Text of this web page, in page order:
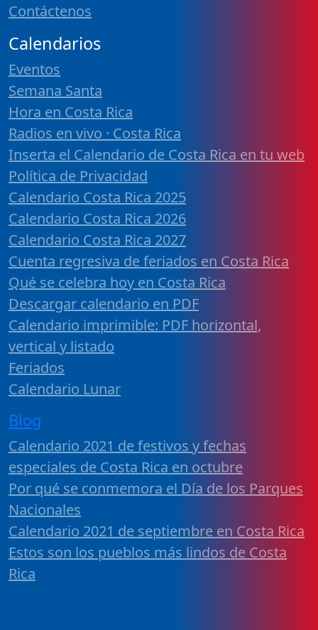
Contáctenos
Calendarios
Eventos
Semana Santa
Hora en Costa Rica
Radios en vivo · Costa Rica
Inserta el Calendario de Costa Rica en tu web
Política de Privacidad
Calendario Costa Rica 2025
Calendario Costa Rica 2026
Calendario Costa Rica 2027
Cuenta regresiva de feriados en Costa Rica
Qué se celebra hoy en Costa Rica
Descargar calendario en PDF
Calendario imprimible: PDF horizontal,
vertical y listado
Feriados
Calendario Lunar
Blog
Calendario 2021 de festivos y fechas
especiales de Costa Rica en octubre
Por qué se conmemora el Día de los Parques
Nacionales
Calendario 2021 de septiembre en Costa Rica
Estos son los pueblos más lindos de Costa
Rica